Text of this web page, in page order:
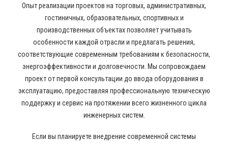
Опыт реализации проектов на торговых, административных,
гостиничных, образовательных, спортивных и
производственных объектах позволяет учитывать
особенности каждой отрасли и предлагать решения,
соответствующие современным требованиям к безопасности,
энергоэффективности и долговечности. Мы сопровождаем
проект от первой консультации до ввода оборудования в
эксплуатацию, предоставляя профессиональную техническую
поддержку и сервис на протяжении всего жизненного цикла
инженерных систем.
Если вы планируете внедрение современной системы